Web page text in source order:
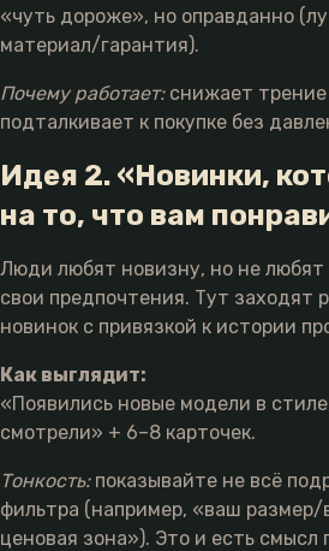
«чуть дороже», но оправданно
материал/гарантия).
Почему работает:снижает трение
подталкивает к покупке без
Идея 2. «Новинки,
на то, что вам
Люди любят новизну, но не любят
свои предпочтения. Тут заходят
новинок с привязкой к истории
Как выглядит:
«Появились новые модели в
смотрели» + 6–8 карточек.
Тонкость:показывайте не всё
фильтра (например, «ваш
ценовая зона»). Это и есть смысл